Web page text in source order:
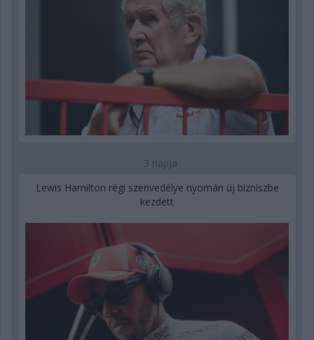
3 napja
Lewis Hamilton régi szenvedélye nyomán új bizniszbe
kezdett